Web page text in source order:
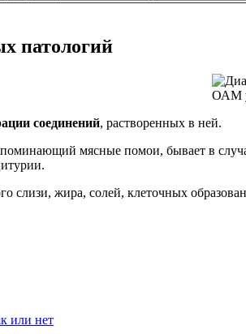
патологий
соединений, растворенных в ней.
мясные помои, бывает в
слизи, жира, солей, клеточных
или нет